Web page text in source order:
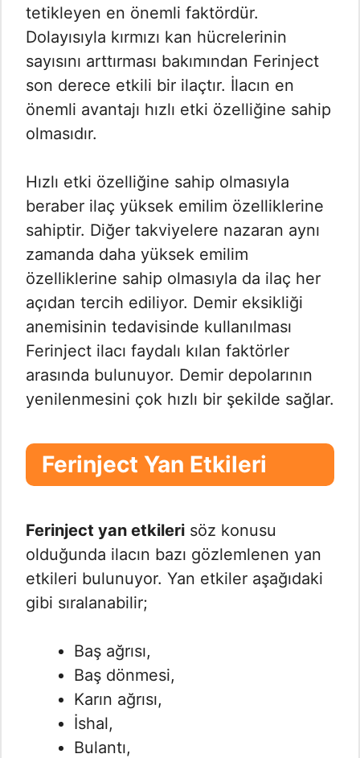
tetikleyen en önemli faktördür.
Dolayısıyla kırmızı kan hücrelerinin
sayısını arttırması bakımından Ferinject
son derece etkili bir ilaçtır. İlacın en
önemli avantajı hızlı etki özelliğine sahip
olmasıdır.
Hızlı etki özelliğine sahip olmasıyla
beraber ilaç yüksek emilim özelliklerine
sahiptir. Diğer takviyelere nazaran aynı
zamanda daha yüksek emilim
özelliklerine sahip olmasıyla da ilaç her
açıdan tercih ediliyor. Demir eksikliği
anemisinin tedavisinde kullanılması
Ferinject ilacı faydalı kılan faktörler
arasında bulunuyor. Demir depolarının
yenilenmesini çok hızlı bir şekilde sağlar.
Ferinject Yan Etkileri
Ferinject yan etkileri söz konusu
olduğunda ilacın bazı gözlemlenen yan
etkileri bulunuyor. Yan etkiler aşağıdaki
gibi sıralanabilir;
Baş ağrısı,
Baş dönmesi,
Karın ağrısı,
İshal,
Bulantı,